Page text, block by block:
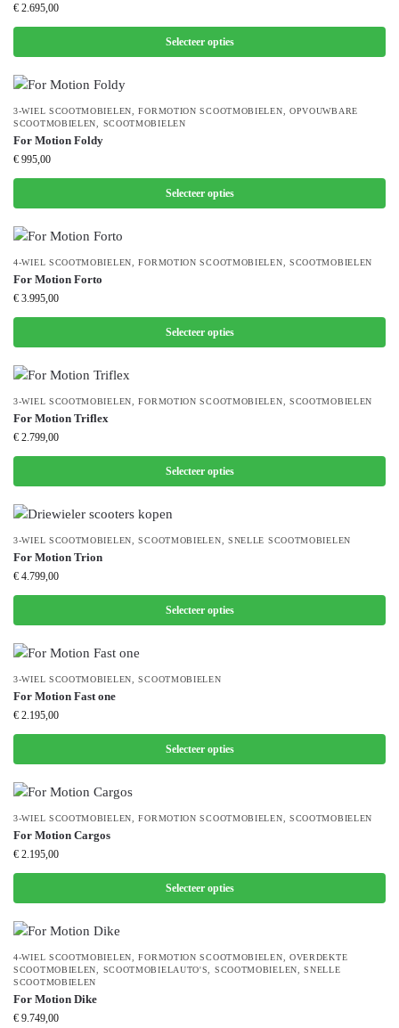
€ 2.695,00
Selecteer opties
3-WIEL SCOOTMOBIELEN ,FORMOTION SCOOTMOBIELEN
OPVOUWBARE
SCOOTMOBIELEN
SCOOTMOBIELEN
For Motion Foldy
€ 995,00
Selecteer opties
4-WIEL SCOOTMOBIELEN ,FORMOTION SCOOTMOBIELEN SCOOTMOBIELEN
For Motion Forto
€ 3.995,00
Selecteer opties
3-WIEL SCOOTMOBIELEN ,FORMOTION SCOOTMOBIELEN SCOOTMOBIELEN
For Motion Triflex
€ 2.799,00
Selecteer opties
3-WIEL SCOOTMOBIELEN ,SCOOTMOBIELEN SNELLE SCOOTMOBIELEN
For Motion Trion
€ 4.799,00
Selecteer opties
3-WIEL SCOOTMOBIELEN ,SCOOTMOBIELEN
For Motion Fast one
€ 2.195,00
Selecteer opties
3-WIEL SCOOTMOBIELEN ,FORMOTION SCOOTMOBIELEN SCOOTMOBIELEN
For Motion Cargos
€ 2.195,00
Selecteer opties
4-WIEL SCOOTMOBIELEN ,FORMOTION SCOOTMOBIELEN
OVERDEKTE
SCOOTMOBIELEN
SCOOTMOBIELAUTO'S SCOOTMOBIELEN ,SNELLE
SCOOTMOBIELEN
For Motion Dike
€ 9.749,00